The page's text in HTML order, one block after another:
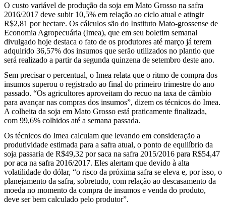
O custo variável de produção da soja em Mato Grosso na safra
2016/2017 deve subir 10,5% em relação ao ciclo atual e atingir
R$2,81 por hectare. Os cálculos são do Instituto Mato-grossense de
Economia Agropecuária (Imea), que em seu boletim semanal
divulgado hoje destaca o fato de os produtores até março já terem
adquirido 36,57% dos insumos que serão utilizados no plantio que
será realizado a partir da segunda quinzena de setembro deste ano.
Sem precisar o percentual, o Imea relata que o ritmo de compra dos
insumos superou o registrado ao final do primeiro trimestre do ano
passado. “Os agricultores aproveitam do recuo na taxa de câmbio
para avançar nas compras dos insumos”, dizem os técnicos do Imea.
A colheita da soja em Mato Grosso está praticamente finalizada,
com 99,6% colhidos até a semana passada.
Os técnicos do Imea calculam que levando em consideração a
produtividade estimada para a safra atual, o ponto de equilíbrio da
soja passaria de R$49,32 por saca na safra 2015/2016 para R$54,47
por aca na safra 2016/2017. Eles alertam que devido à alta
volatilidade do dólar, “o risco da próxima safra se eleva e, por isso, o
planejamento da safra, sobretudo, com relação ao descasamento da
moeda no momento da compra de insumos e venda do produto,
deve ser bem calculado pelo produtor”.